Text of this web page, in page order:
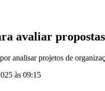
avaliar
analisar projetos de
às 09:15